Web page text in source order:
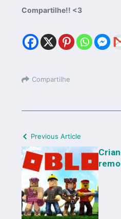
Compartilhe!! <3
Compartilhe
Previous Article